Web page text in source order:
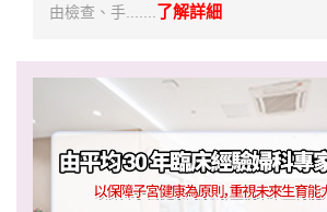
由檢查、手....... 了解詳細